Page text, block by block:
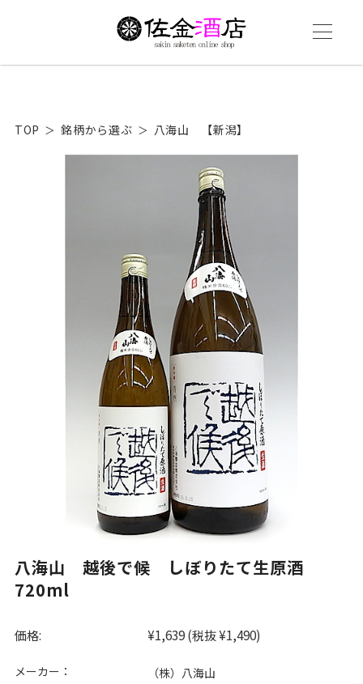
TOP 銘柄から選ぶ 八海山 【新潟】
八海山 越後で候 しぼりたて生原酒
720ml
価格: ¥1,639(税抜 ¥1,490)
メーカー：
（株）八海山